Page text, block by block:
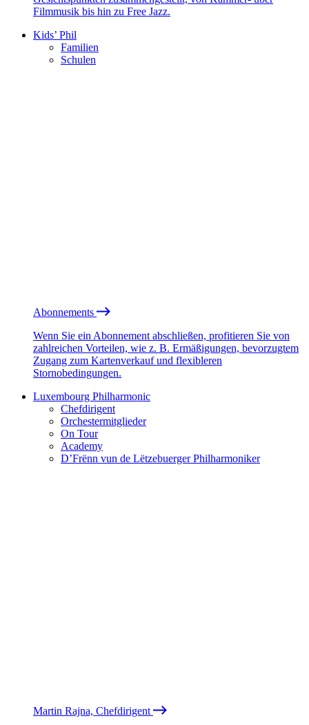
Filmmusik bis hin zu Free Jazz.
Kids’ Phil
Familien
Schulen
Abonnements
Wenn Sie ein Abonnement abschließen, profitieren Sie von
zahlreichen Vorteilen, wie z. B. Ermäßigungen, bevorzugtem
Zugang zum Kartenverkauf und flexibleren
Stornobedingungen.
Luxembourg Philharmonic
Chefdirigent
Orchestermitglieder
On Tour
Academy
D’Frënn vun de Lëtzebuerger Philharmoniker
Martin Rajna, Chefdirigent